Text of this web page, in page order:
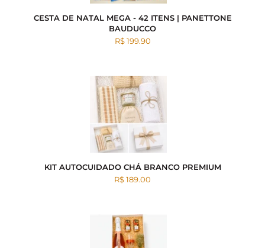
CESTA DE NATAL MEGA - 42 ITENS | PANETTONE
BAUDUCCO
R$ 199.90
KIT AUTOCUIDADO CHÁ BRANCO PREMIUM
R$ 189.00